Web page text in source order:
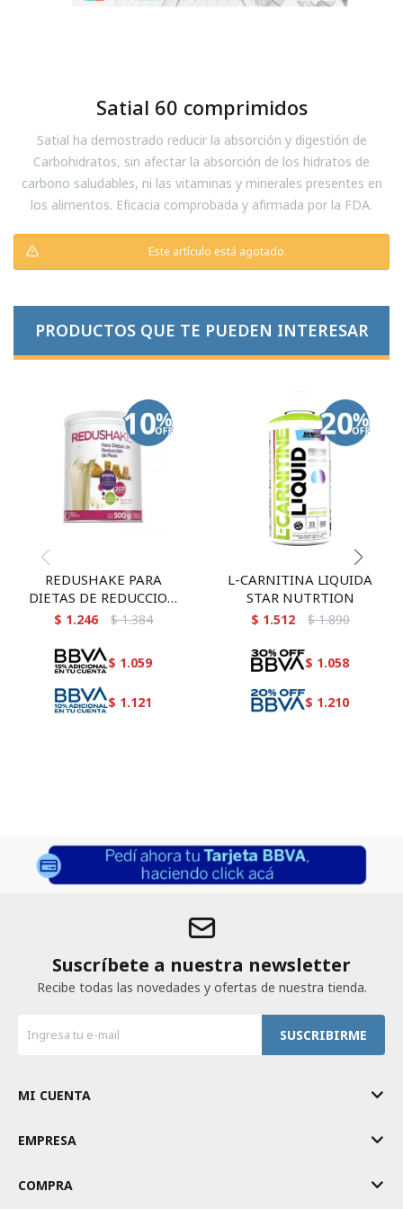
Satial 60 comprimidos
Satial ha demostrado reducir la absorción y digestión de
Carbohidratos, sin afectar la absorción de los hidratos de
carbono saludables, ni las vitaminas y minerales presentes en
los alimentos. Eficacia comprobada y afirmada por la FDA.
Este artículo está agotado.
PRODUCTOS QUE TE PUEDEN INTERESAR
REDUSHAKE PARA
DIETAS DE REDUCCION
DE PESO CIBELES 500 GR
$ 1.246 $ 1.384
$ 1.059
$ 1.121
L-CARNITINA LIQUIDA
STAR NUTRTION
$ 1.512 $ 1.890
$ 1.058
$ 1.210
Suscríbete a nuestra newsletter
Recibe todas las novedades y ofertas de nuestra tienda.
SUSCRIBIRME
MI CUENTA
EMPRESA
COMPRA